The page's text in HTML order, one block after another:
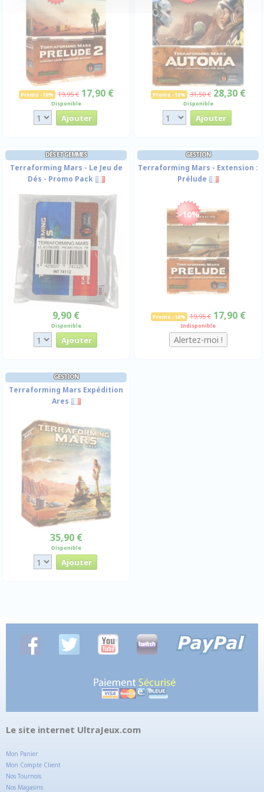
Promo -10% 19,95 € 17,90 €
Disponible
Promo -10% 31,50 € 28,30 €
Disponible
DÉS ET GEMMES
Terraforming Mars - Le Jeu de
Dés - Promo Pack
9,90 €
Disponible
GESTION
Terraforming Mars - Extension :
Prélude
-10%
Promo -10% 19,95 € 17,90 €
Indisponible
GESTION
Terraforming Mars Expédition
Ares
35,90 €
Disponible
Le site internet UltraJeux.com
Mon Panier
Mon Compte Client
Nos Tournois
Nos Magasins